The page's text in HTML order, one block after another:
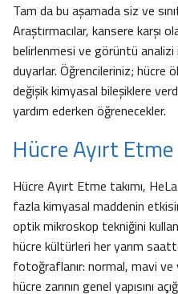
Tam da bu aşamada siz ve
Araştırmacılar, kansere karşı
belirlenmesi ve görüntü
duyarlar. Öğrencileriniz; hücre
değişik kimyasal bileşiklere
yardım ederken öğrenecekler.
Hücre Ayırt
Hücre Ayırt Etme takımı,
fazla kimyasal maddenin
optik mikroskop tekniğini
hücre kültürleri her yarım
fotoğraflanır: normal, mavi ve
hücre zarının genel yapısını